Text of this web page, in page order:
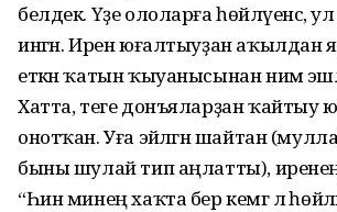
белдек. Үҙе ололарға һөйләүенсә,
ингән. Ирен юғалтыуҙан аҡылдан
еткән ҡатын ҡыуанысынан нимә
Хатта, теге донъяларҙан ҡайтыу
онотҡан. Уға эйәләгән шайтан
быны шулай тип аңлатты), иренең
“Һин минең хаҡта бер кемгә лә